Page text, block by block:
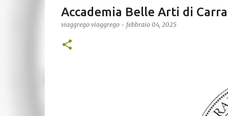
Accademia Belle Arti di
viaggrego viaggrego - febbraio 04, 2025